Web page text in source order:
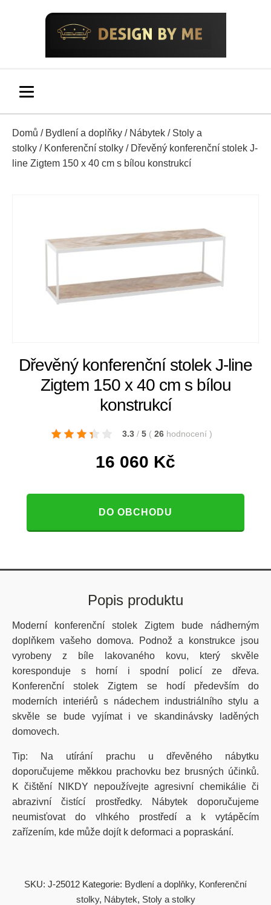
Domů / Bydlení a doplňky / Nábytek / Stoly a
stolky / Konferenční stolky / Dřevěný konferenční stolek J-
line Zigtem 150 x 40 cm s bílou konstrukcí
Dřevěný konferenční stolek J-line
Zigtem 150 x 40 cm s bílou
konstrukcí
3.3 / 5 ( 26 hodnocení )
16 060 Kč
DO OBCHODU
Popis produktu
Moderní konferenční stolek Zigtem bude nádherným
doplňkem vašeho domova. Podnož a konstrukce jsou
vyrobeny z bíle lakovaného kovu, který skvěle
koresponduje s horní i spodní policí ze dřeva.
Konferenční stolek Zigtem se hodí především do
moderních interiérů s nádechem industriálního stylu a
skvěle se bude vyjímat i ve skandinávsky laděných
domovech.
Tip: Na utírání prachu u dřevěného nábytku
doporučujeme měkkou prachovku bez brusných účinků.
K čištění NIKDY nepoužívejte agresivní chemikálie či
abrazivní čistící prostředky. Nábytek doporučujeme
neumisťovat do vlhkého prostředí a k vytápěcím
zařízením, kde může dojít k deformaci a popraskání.
SKU: J-25012 Kategorie: Bydlení a doplňky, Konferenční
stolky, Nábytek, Stoly a stolky